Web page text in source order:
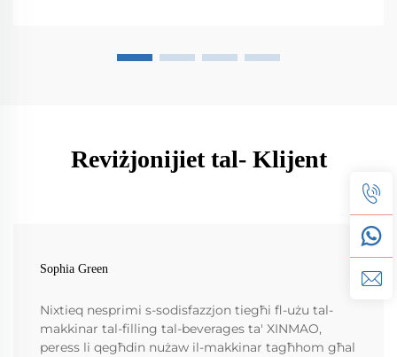
Reviżjonijiet tal- Klijent
Sophia Green
Nixtieq nesprimi s-sodisfazzjon tiegħi fl-użu tal-
makkinar tal-filling tal-beverages ta' XINMAO,
peress li qegħdin nużaw il-makkinar tagħhom għal